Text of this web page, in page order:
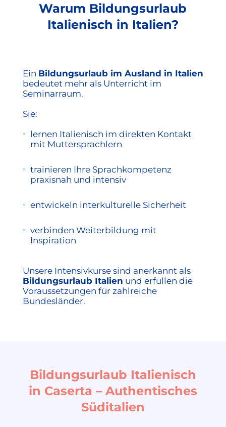
Warum Bildungsurlaub
Italienisch in Italien?
Ein Bildungsurlaub im Ausland in Italien
bedeutet mehr als Unterricht im
Seminarraum.
Sie:
lernen Italienisch im direkten Kontakt
mit Muttersprachlern
trainieren Ihre Sprachkompetenz
praxisnah und intensiv
entwickeln interkulturelle Sicherheit
verbinden Weiterbildung mit
Inspiration
Unsere Intensivkurse sind anerkannt als
Bildungsurlaub Italien und erfüllen die
Voraussetzungen für zahlreiche
Bundesländer.
Bildungsurlaub Italienisch
in Caserta – Authentisches
Süditalien